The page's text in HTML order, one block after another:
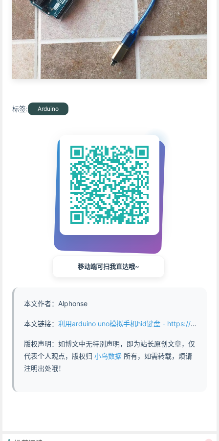
标签: Arduino
移动端可扫我直达哦~
本文作者：Alphonse
本文链接： 利用arduino uno模拟手机hid键盘 - https://www.abddb.com/arduino_uno_hid_keyboard.html
版权声明：如博文中无特别声明，即为站长原创文章，仅
代表个人观点，版权归 小鸟数据 所有，如需转载，烦请
注明出处哦！